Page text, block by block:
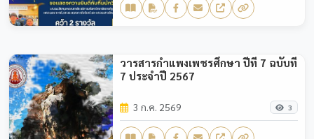
วารสารกำแพงเพชรศึกษา ปีที่ 7 ฉบับที่
7 ประจำปี 2567
3 ก.ค. 2569 3